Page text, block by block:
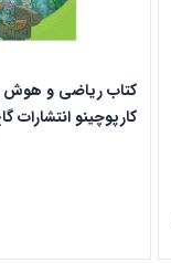
کتاب ریاضی و
کارپوچینو انتشارات